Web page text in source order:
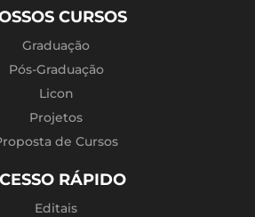
CURSOS
Graduação
Pós-Graduação
Licon
Projetos
de Cursos
RÁPIDO
Editais